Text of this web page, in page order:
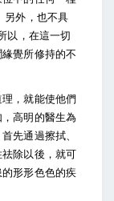
另外，也不具
以，在這一切
覺所修持的不
，就能使他們
高明的醫生為
先通過擦拭、
除以後，就可
形形色色的疾